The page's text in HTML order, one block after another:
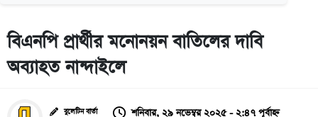
বিএনপি প্রার্থীর মনোনয়ন বাতিলের দাবি
অব্যাহত নান্দাইলে
বুলেটিন বার্তা শনিবার, ২৯ নভেম্বর ২০২৫ - ২:৪৭ পূর্বাহ্ন